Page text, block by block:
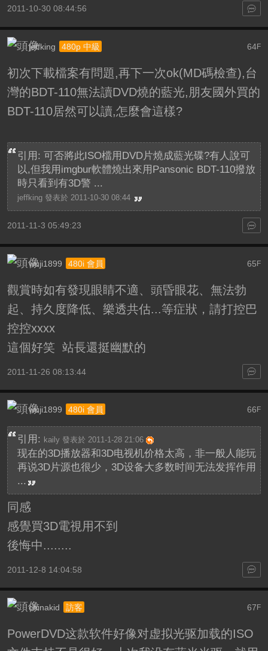
2011-10-30 08:44:56
64F
jeffking 480p 中級
初次下載檔案有問題,再下一次ok(MD碼檢查),台
灣的BDT-110無法讀DVD燒的藍光,朋友國外買的
BDT-110居然可以讀,怎麼會這樣?
引用: 可否將此ISO檔用DVD片燒成藍光碟?有人說可
以,但我用imgbur軟體燒出來用Pansonic BDT-110撥放
時只看到有3D警 ...
jeffking 發表於 2011-10-30 08:44
2011-11-3 05:49:23
65 F
wuji1899 480i 會員
觀賞時如有發現眼睛不適、頭昏眼花、無法勃
起、持久度降低、樂透共估...等症狀，請打控巴
控控xxxx
這個好笑 站長還挺幽默的
2011-11-26 08:13:44
66 F
wuji1899 480i 會員
引用: kaily 發表於 2011-1-28 21:06
现在的3D播放器和3D电视机价格太高，非一般人能玩
再说3D片源也很少，3D设备大多数时间无法发挥作用
...
同感
感覺買3D電視用不到
後悔中........
2011-12-8 14:04:58
67 F
chinakid 訪客
PowerDVD这款软件好像对虚拟光驱加载的ISO